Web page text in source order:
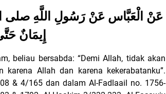
عَنْ الْعَبَّاس عَنْ رَسُولِ اللَّهِ صلى
إِيمَانٌ
beliau bersabda: “Demi Allah, tidak akan
Allah dan karena kekerabatanku”.
& 4/165 dan dalam Al-Fadlaail no. 1756-